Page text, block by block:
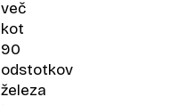
več
kot
90
odstotkov
železa